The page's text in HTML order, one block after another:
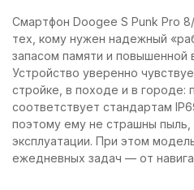
Смартфон Doogee S Punk Pro
тех, кому нужен надежный
запасом памяти и повышенной
Устройство уверенно
стройке, в походе и в городе:
соответствует стандартам
поэтому ему не страшны пыль,
эксплуатации. При этом
ежедневных задач — от